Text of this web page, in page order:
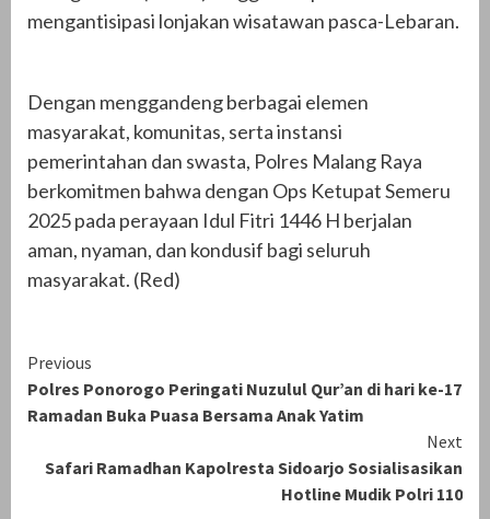
mengantisipasi lonjakan wisatawan pasca-Lebaran.
Dengan menggandeng berbagai elemen
masyarakat, komunitas, serta instansi
pemerintahan dan swasta, Polres Malang Raya
berkomitmen bahwa dengan Ops Ketupat Semeru
2025 pada perayaan Idul Fitri 1446 H berjalan
aman, nyaman, dan kondusif bagi seluruh
masyarakat. (Red)
Continue
Reading
Previous
Polres Ponorogo Peringati Nuzulul Qur’an di hari ke-17
Ramadan Buka Puasa Bersama Anak Yatim
Next
Safari Ramadhan Kapolresta Sidoarjo Sosialisasikan
Hotline Mudik Polri 110